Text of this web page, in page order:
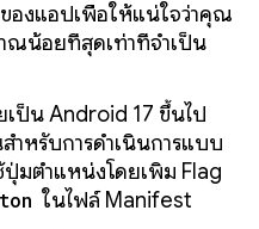
องแอปเพื่อให้แน่ใจว่าคุณ
ณน้อยที่สุดเท่าที่จำเป็น
ป็น Android 17 ขึ้นไป
หรับการดำเนินการแบบ
ปุ่มตำแหน่งโดยเพิ่ม Flag
ในไฟล์ Manifest